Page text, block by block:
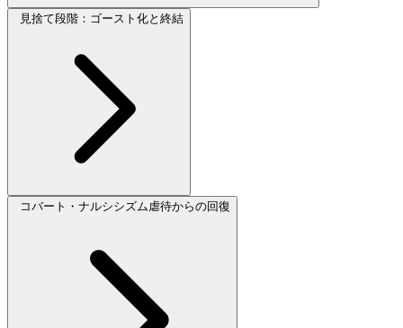
見捨て段階：ゴースト化と終結
コバート・ナルシシズム虐待からの回復